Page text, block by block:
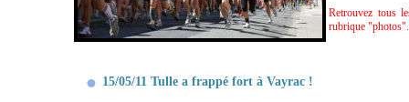
Retrouvez tous
rubrique
15/05/11 Tulle a frappé fort à Vayrac !